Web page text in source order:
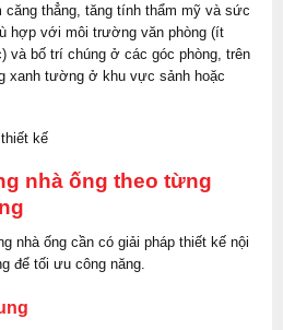
thẳng, tăng tính thẩm mỹ và sức
hợp với môi trường văn phòng (ít
và bố trí chúng ở các góc phòng, trên
xanh tường ở khu vực sảnh hoặc
nhà ống theo từng
nhà ống cần có giải pháp thiết kế nội
để tối ưu công năng.